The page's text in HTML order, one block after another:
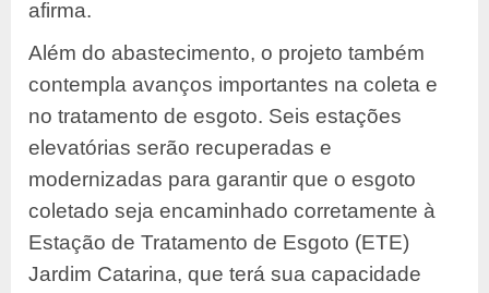
afirma.
Além do abastecimento, o projeto também
contempla avanços importantes na coleta e
no tratamento de esgoto. Seis estações
elevatórias serão recuperadas e
modernizadas para garantir que o esgoto
coletado seja encaminhado corretamente à
Estação de Tratamento de Esgoto (ETE)
Jardim Catarina, que terá sua capacidade